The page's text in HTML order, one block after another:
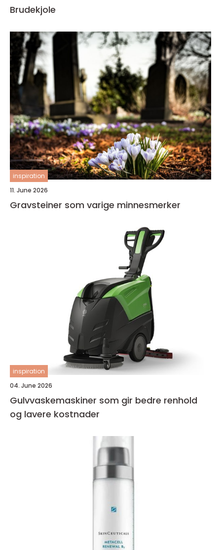
Brudekjole
inspiration
11. June 2026
Gravsteiner som varige minnesmerker
inspiration
04. June 2026
Gulvvaskemaskiner som gir bedre renhold
og lavere kostnader